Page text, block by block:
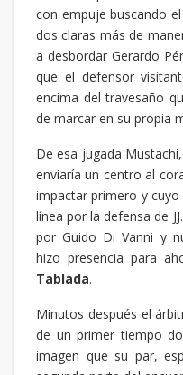
con empuje buscando
dos claras más de
a desbordar Gerardo
que el defensor
encima del travesaño
de marcar en su propia
De esa jugada
enviaría un centro al
impactar primero y
línea por la defensa de
por Guido Di Vanni y
hizo presencia para
Tablada.
Minutos después el
de un primer tiempo
imagen que su par,